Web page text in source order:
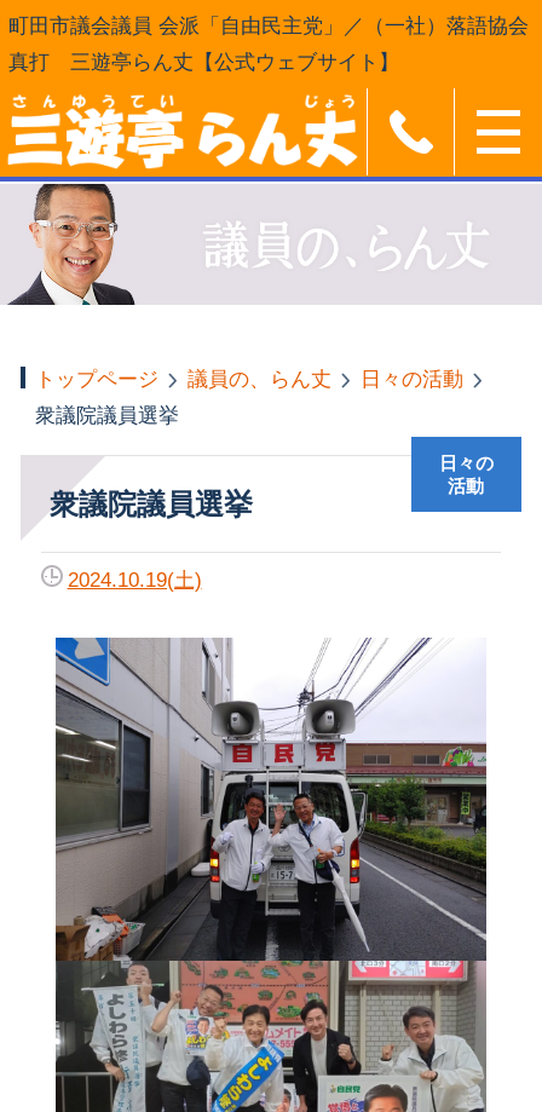
町田市議会議員 会派「自由民主党」／（一社）落語協会
真打 三遊亭らん丈【公式ウェブサイト】
トップページ 議員の、らん丈
日々の活動
衆議院議員選挙
衆議院議員選挙
日々の
活動
2024.10.19(土)